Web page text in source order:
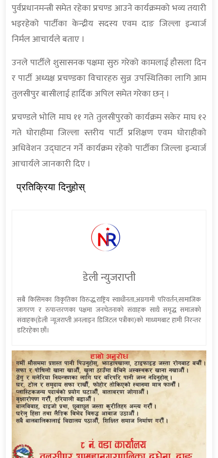
पुर्वप्रधानमन्त्री समेत रहेका प्रचण्ड आउने कार्यक्रमको भव्य तयारी
भइरहेको पार्टीका केन्द्रीय सदस्य एवम दाङ जिल्ला इन्चार्ज
निर्मल आचार्यले बताए ।
उनले पार्टीले शुसासनक पक्षमा सुरु गरेको कामलाई हौसला दिन
र पार्टी अध्यक्ष प्रचण्डका विचारहरु सुन्न उपस्थितिका लागि आम
तुलसीपुर बासीलाई हार्दिक अपिल समेत गरेका छन् ।
प्रचण्डले भोलि माघ ११ गते तुलसीपुरको कार्यक्रम सकेर माघ १२
गते घोराहीमा जिल्ला स्तरीय पार्टी प्रशिक्षण एवम घोराहीको
अधिवेशन उद्घाटन गर्ने कार्यक्रम रहेको पार्टीका जिल्ला इन्चार्ज
आचार्यले जानकारी दिए ।
प्रतिक्रिया दिनुहोस्
डेली न्युजराप्ती
सबै किसिमका विकृतिका विरुद्ध,राष्ट्रिय स्वाधीनता,अग्रगामी परिवर्तन,सामाजिक
जागरण र रुपान्तरणका पक्षमा जनचेतनाको संवाहक साथै समृद्ध समाजको
संवाहक(डेली न्यूजराप्ती अनलाइन डिजिटल पत्रीका)को माध्यमबाट हामी निरन्तर
डटिरहेका छौं।